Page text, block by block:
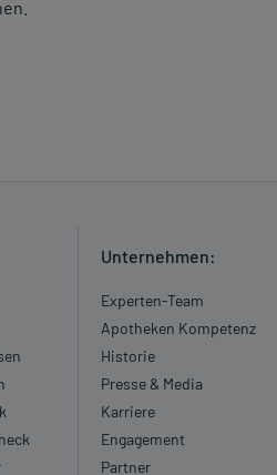
Unternehmen:
Experten-Team
Apotheken Kompetenz
Historie
Presse & Media
Karriere
Engagement
Partner